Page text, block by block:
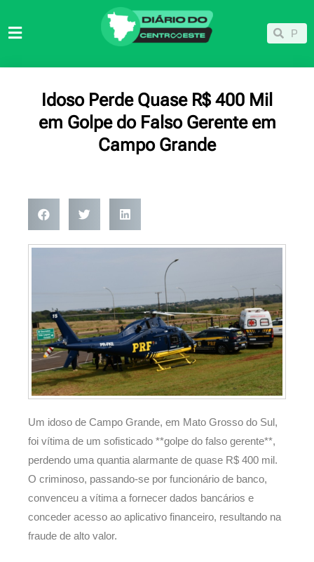
para
Pesquisar
Idoso Perde Quase R$ 400 Mil
em Golpe do Falso Gerente em
Campo Grande
Um idoso de Campo Grande, em Mato Grosso do Sul,
foi vítima de um sofisticado **golpe do falso gerente**,
perdendo uma quantia alarmante de quase R$ 400 mil.
O criminoso, passando-se por funcionário de banco,
convenceu a vítima a fornecer dados bancários e
conceder acesso ao aplicativo financeiro, resultando na
fraude de alto valor.